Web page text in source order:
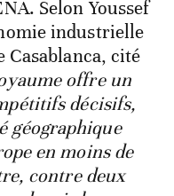
Selon Youssef
industrielle
Casablanca, cité
offre un
décisifs,
géographique
en moins de
contre deux